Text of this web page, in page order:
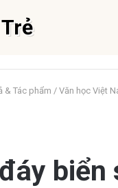
& Tác phẩm / Văn học Việt
biển